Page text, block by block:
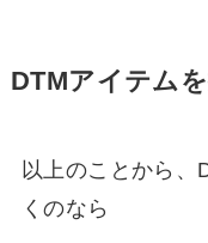
DTMアイテム
以上のことから、
くのなら